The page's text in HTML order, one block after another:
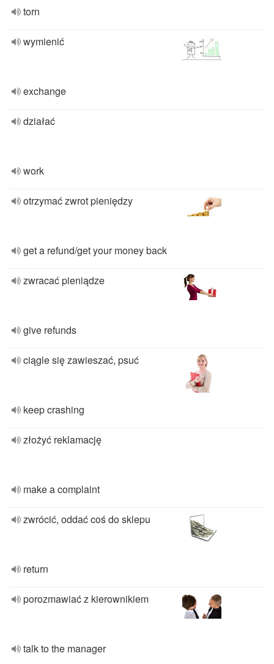
torn
wymienić
exchange
działać
work
otrzymać zwrot pieniędzy
get a refund/get your money back
zwracać pieniądze
give refunds
ciągle się zawieszać, psuć
keep crashing
złożyć reklamację
make a complaint
zwrócić, oddać coś do sklepu
return
porozmawiać z kierownikiem
talk to the manager